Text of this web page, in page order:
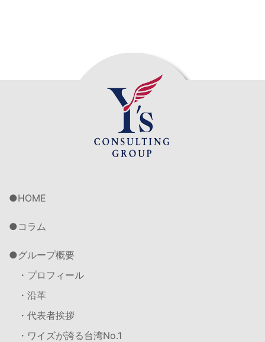
HOME
コラム
グループ概要
・プロフィール
・沿革
・代表者挨拶
・ワイズが誇る台湾No.1